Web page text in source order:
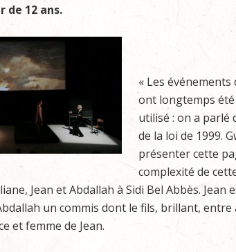
de 12 ans.
« Les événements
ont longtemps
utilisé : on a parlé
de la loi de 1999.
présenter cette
complexité de
Jean et Abdallah à Sidi Bel Abbès.
un commis dont le fils, brillant, entre
et femme de Jean.